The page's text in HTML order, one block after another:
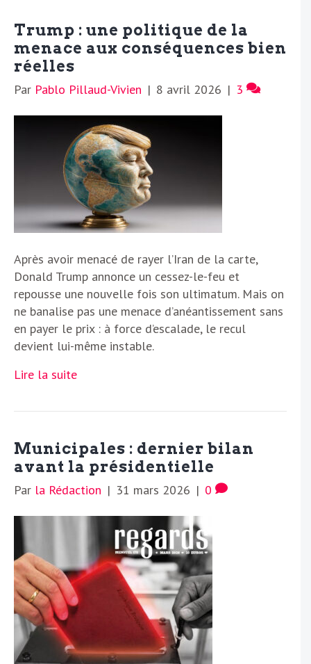
Trump : une politique de la
menace aux conséquences bien
réelles
Par Pablo Pillaud-Vivien | 8 avril 2026 | 3
Après avoir menacé de rayer l’Iran de la carte,
Donald Trump annonce un cessez-le-feu et
repousse une nouvelle fois son ultimatum. Mais on
ne banalise pas une menace d’anéantissement sans
en payer le prix : à force d’escalade, le recul
devient lui-même instable.
Lire la suite
Municipales : dernier bilan
avant la présidentielle
Par la Rédaction | 31 mars 2026 | 0